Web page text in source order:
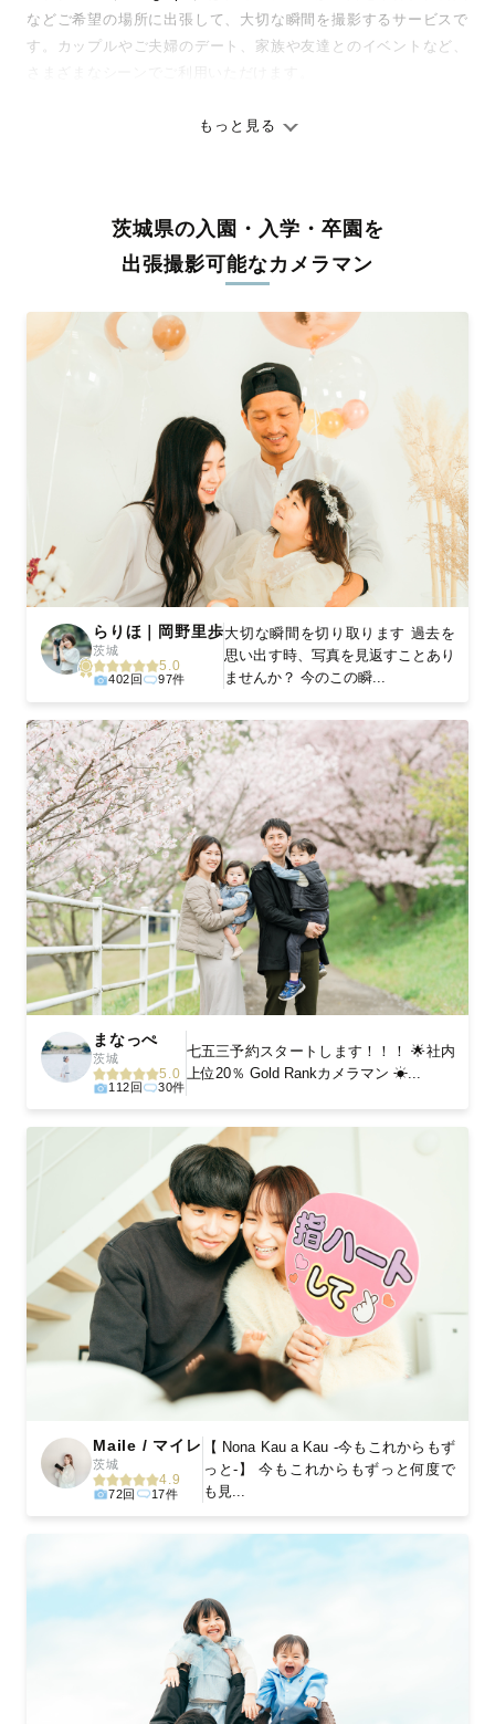
などご希望の場所に出張して、大切な瞬間を撮影するサービスで
す。カップルやご夫婦のデート、家族や友達とのイベントなど、
ありのままの空気感を大切に、何十年経っても見返したくなるよ
料金は全国どこでも一律。わかりやすく安心の価格設定です。オ
リジナルの研修と厳正な審査に合格し、撮影技術やホスピタリテ
ィを身につけたプロのカメラマンが全国47都道府県に在籍してい
験をお届けします。
丁寧なレタッチで思い出を美しく仕上げます
撮影後は、独自の編集技術で写真の明るさや色合いを丁寧に調
整。自然な雰囲気を残しつつも、おしゃれで洗練された仕上がり
に。きっと「こんな写真を撮ってほしかった！」と思える一枚に
出会えます。まずは、ラブグラフの
撮影事例をご覧ください。
もっと見る
茨城県の入園・入学・卒園を
出張撮影可能なカメラマン
らりほ｜岡野里歩
茨城
5.0
402回 97件
大切な瞬間を切り取ります 過去を
思い出す時、写真を見返すことあり
ませんか？ 今のこの瞬...
まなっぺ
茨城
5.0
112回 30件
七五三予約スタートします！！！ 🌟社内
上位20％ Gold Rankカメラマン ☀...
Maile / マイレ
茨城
4.9
72回 17件
【 Nona Kau a Kau -今もこれからもず
っと-】 今もこれからもずっと何度で
も見...